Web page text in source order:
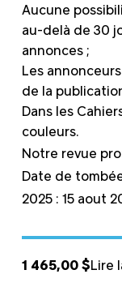
Aucune
au-delà de 30
annonces ;
Les
de la
Dans les
couleurs.
Notre revue
Date de
2025 : 15 aout
1 465,00 $Lire